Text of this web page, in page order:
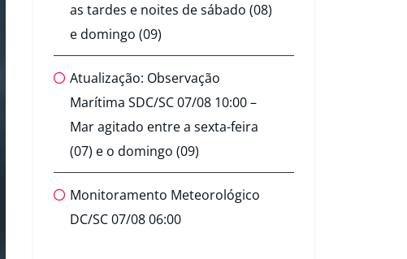
as tardes e noites de sábado (08)
e domingo (09)
Atualização: Observação
Marítima SDC/SC 07/08 10:00 –
Mar agitado entre a sexta-feira
(07) e o domingo (09)
Monitoramento Meteorológico
DC/SC 07/08 06:00